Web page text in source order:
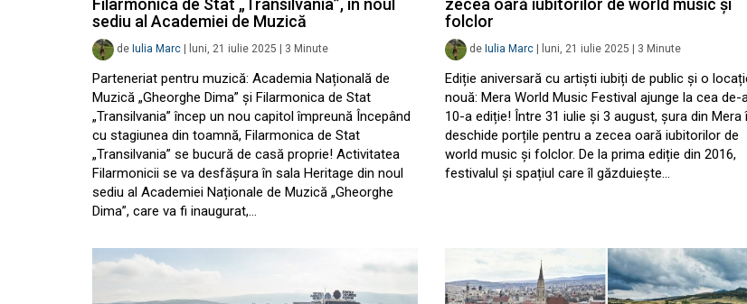
Filarmonica de Stat „Transilvania”, în noul
sediu al Academiei de Muzică
de Iulia Marc luni, 21 iulie 2025 3 Minute
Parteneriat pentru muzică: Academia Națională de
Muzică „Gheorghe Dima” și Filarmonica de Stat
„Transilvania” încep un nou capitol împreună Începând
cu stagiunea din toamnă, Filarmonica de Stat
„Transilvania” se bucură de casă proprie! Activitatea
Filarmonicii se va desfășura în sala Heritage din noul
sediu al Academiei Naționale de Muzică „Gheorghe
Dima”, care va fi inaugurat,…
zecea oară iubitorilor de world music și
folclor
de Iulia Marc luni, 21 iulie 2025 3 Minute
Ediție aniversară cu artiști iubiți de public și o
nouă: Mera World Music Festival ajunge la cea de-
10-a ediție! Între 31 iulie și 3 august, șura din Mera
deschide porțile pentru a zecea oară iubitorilor de
world music și folclor. De la prima ediție din 2016,
festivalul și spațiul care îl găzduiește…